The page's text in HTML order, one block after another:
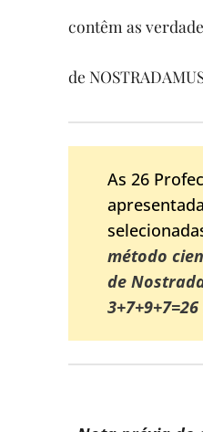
contêm as
de
As 26
método
de
3+7+9+7=26